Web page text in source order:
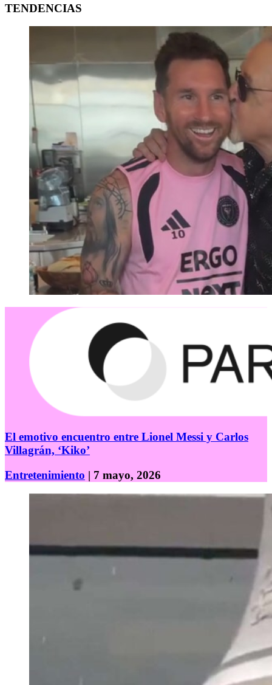
TENDENCIAS
El emotivo encuentro entre Lionel Messi y Carlos
Villagrán, ‘Kiko’
Entretenimiento | 7 mayo, 2026